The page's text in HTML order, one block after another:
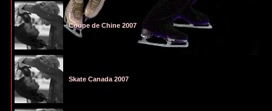
Coupe de Chine 2007
Skate Canada 2007